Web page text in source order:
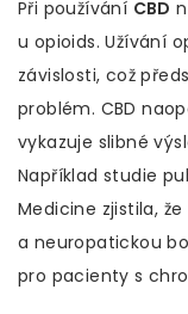
Při používání CBD
u opioids. Užívání
závislosti, což
problém. CBD
vykazuje slibné
Například studie
Medicine zjistila,
a neuropatickou
pro pacienty s